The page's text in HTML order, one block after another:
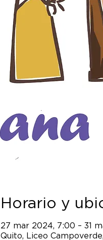
Horario y
27 mar 2024, 7:00 – 31
Quito, Liceo